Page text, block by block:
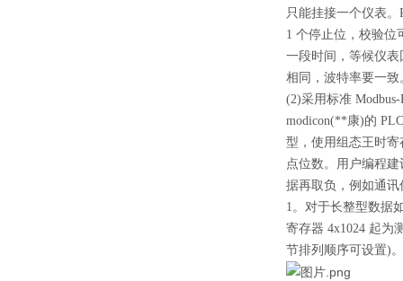
只能挂接一个仪表
1 个停止位，校验位
一段时间，等候仪
相同，波特率要一致
(2)采用标准
modicon(**康)的
型，使用组态王时寄
点位数。用户编程
据再取负，例如通讯
1。对于长整型数据
寄存器 4x1024 起为
节排列顺序可设置)。